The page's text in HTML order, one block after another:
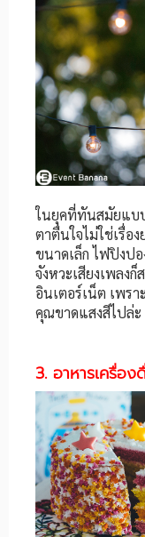
ในยุคที่ทันสมัยแบ
ตาตื่นใจไม่ใช่เรื่อ
ขนาดเล็ก ไฟปิงป
จังหวะเสียงเพลง
อินเตอร์เน็ต เพร
คุณขาดแสงสีไปล่ะ
3. อาหารเครื่อง